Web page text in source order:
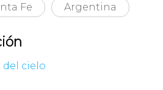
Fe Argentina
del cielo